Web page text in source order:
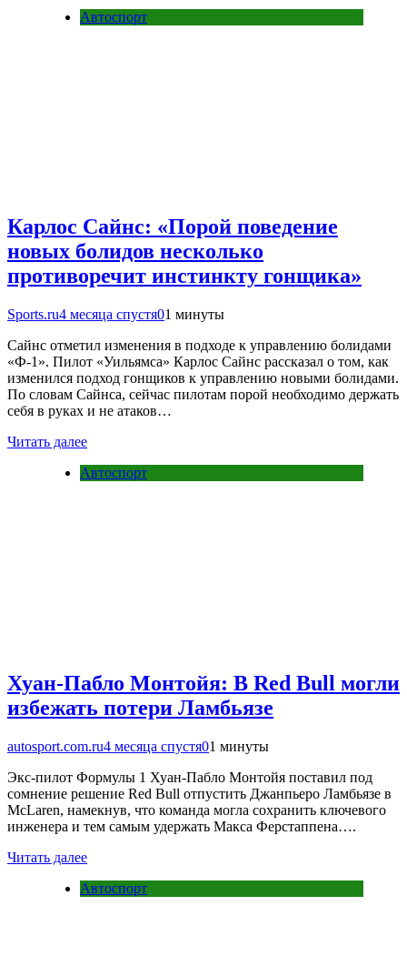
Автоспорт
Карлос Сайнс: «Порой поведение
новых болидов несколько
противоречит инстинкту гонщика»
Sports.ru4 месяца спустя01 минуты
Сайнс отметил изменения в подходе к управлению болидами
«Ф-1». Пилот «Уильямса» Карлос Сайнс рассказал о том, как
изменился подход гонщиков к управлению новыми болидами.
По словам Сайнса, сейчас пилотам порой необходимо держать
себя в руках и не атаков…
Читать далее
Автоспорт
Хуан-Пабло Монтойя: В Red Bull могли
избежать потери Ламбьязе
autosport.com.ru4 месяца спустя01 минуты
Экс-пилот Формулы 1 Хуан-Пабло Монтойя поставил под
сомнение решение Red Bull отпустить Джанпьеро Ламбьязе в
McLaren, намекнув, что команда могла сохранить ключевого
инженера и тем самым удержать Макса Ферстаппена….
Читать далее
Автоспорт